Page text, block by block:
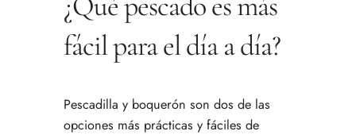
fácil para el día a día?
Pescadilla y boquerón son dos de las
opciones más prácticas y fáciles de